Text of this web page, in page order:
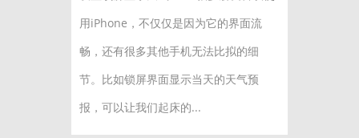
用iPhone，不仅仅是因为它的界面流
畅，还有很多其他手机无法比拟的细
节。比如锁屏界面显示当天的天气预
报，可以让我们起床的...